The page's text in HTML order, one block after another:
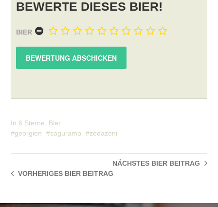
BEWERTE DIESES BIER!
BIER
In 6 Sterne
Bier
georgien
saguramo zedazeni
NÄCHSTES BIERBEITRAG
VORHERIGES BIER BEITRAG